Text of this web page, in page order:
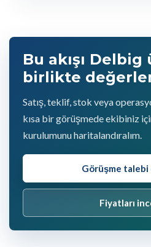
Bu akışı
birlikte
Satış, teklif, stok veya
kısa bir görüşmede ekibiniz
kurulumunu haritalandıralım.
Görüşme
Fiyatları